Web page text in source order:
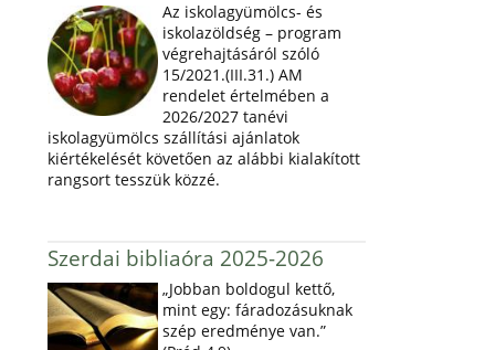
Az iskolagyümölcs- és
iskolazöldség – program
végrehajtásáról szóló
15/2021.(III.31.) AM
rendelet értelmében a
2026/2027 tanévi
iskolagyümölcs szállítási ajánlatok
kiértékelését követően az alábbi kialakított
rangsort tesszük közzé.
Szerdai bibliaóra 2025-2026
„Jobban boldogul kettő,
mint egy: fáradozásuknak
szép eredménye van.”